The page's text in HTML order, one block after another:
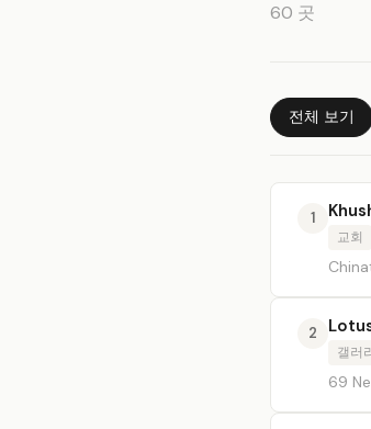
60 곳
전체 보기
1
교회
2
갤러
69